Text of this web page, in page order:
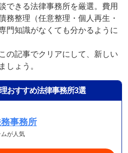
できる法律事務所を厳選。費用
務整理（任意整理・個人再生・
門知識がなくても分かるように
の記事でクリアにして、新しい
しょう。
おすすめ法律事務所3選
事務所
が人気